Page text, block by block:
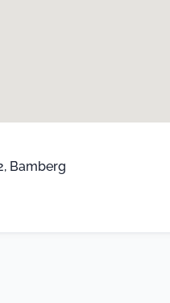
Bamberg